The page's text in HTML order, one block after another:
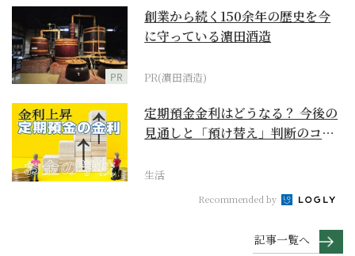
PR
創業から続く150余年の歴史を今
に守っている濵田酒造
PR(濵田酒造)
定期預金金利はどうなる？ 今後の
見通しと「預け替え」判断のコツ
生活
Recommended by
記事一覧へ